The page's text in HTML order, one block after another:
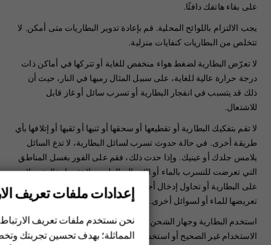
الهواتف الذكية
الهواتف المميزة
على بقاء هاتفك دافئًا.
‏‫يجب الالتزام باللوائح المحلية. قم بإعادة تدوير البطاريات متى أمكن. لا
تتخلص من البطاريات كنفايات منزلية.
لا تعرّض البطارية لضغط هواء منخفض للغاية أو تتركها في أماكن ذات
درجة حرارة عالية للغاية، على سبيل المثال رميها في النار، حيث أن
ذلك قد يتسبب في انفجار البطارية أو تسرب سائل أو غاز قابل
للاشتعال.
لا تقم بتفكيك البطارية أو تقطيعها أو سحقها أو ثنيها أو ثقبها أو إتلافها بأي
طريقة أخرى. في حالة حدوث تسرب لسائل البطارية، لا تدع السائل
يلامس جلدك أو عينيك. وإذا حدث ذلك، فقم على الفور بغسل المناطق
التي تعرضت للتسرب بالماء أو الاتصال بالطبيب. لا تقم بإدخال تعديلات
على البطارية أو تحاول إدخال أجسام غريبة فيها، ولا تقم بغمرها أو
تعريضها للماء أو لسوائل أخرى. قد تنفجر البطاريات في حالة تلفها.
استخدم البطارية وجهاز الشحن للأغراض المقصودة فقط. فقد يؤدي
الاستخدام غير الصحيح أو استخدام بطاريات أو أجهزة شحن غير معتمدة
إعدادات ملفات تعريف
نحن نستخدم ملفات تعريف
المماثلة؛ بهدف تحسين تجربتك